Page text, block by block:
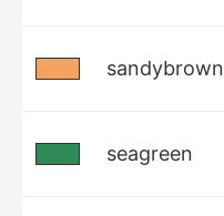
sandybrown
seagreen